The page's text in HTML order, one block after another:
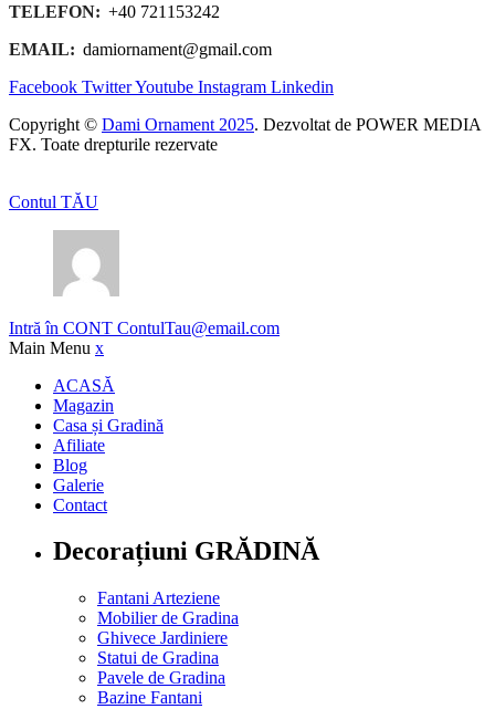
TELEFON: +40 721153242
EMAIL: damiornament@gmail.com
Facebook TwitterYoutube Instagram Linkedin
Copyright © Dami Ornament 2025. Dezvoltat de POWER MEDIA
FX. Toate drepturile rezervate
Contul TĂU
Intră în CONT ContulTau@email.com
Main Menu x
ACASĂ
Magazin
Casa și Gradină
Afiliate
Blog
Galerie
Contact
Decorațiuni GRĂDINĂ
Fantani Arteziene
Mobilier de Gradina
Ghivece Jardiniere
Statui de Gradina
Pavele de Gradina
Bazine Fantani